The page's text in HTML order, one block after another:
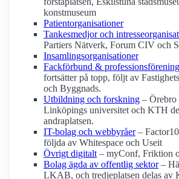
konstmuseum
Patientorganisationer
Tankesmedjor och
Partiers Nätverk, Forum CIV och
Insamlingsorganisationer
Fackförbund &
fortsätter på topp, följt av
och Byggnads.
Utbildning och forskning – Örebro
Linköpings universitet och KTH
andraplatsen.
IT-bolag och webbyråer–
följda av Whitespace och Useit
Övrigt digitalt – myConf, Friktion
Bolag ägda av offentlig sektor–
LKAB, och tredjeplatsen delas av